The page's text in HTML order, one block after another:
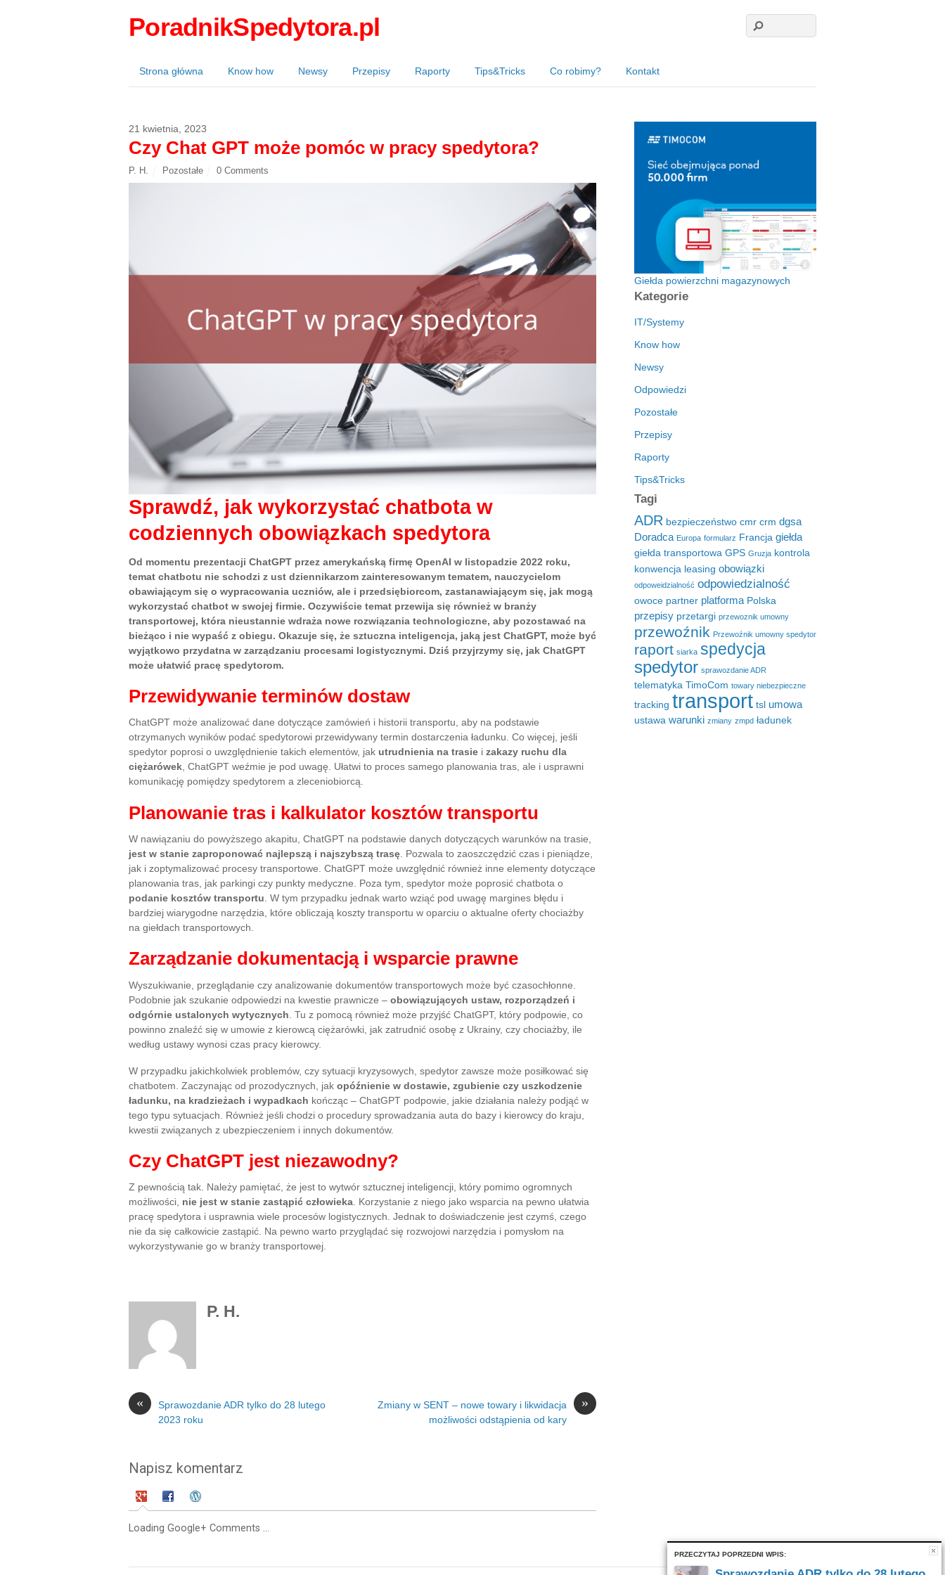
PoradnikSpedytora.pl
Strona główna Know how Newsy Przepisy Raporty Tips&Tricks Co robimy? Kontakt
21 kwietnia, 2023
Czy Chat GPT może pomóc w pracy spedytora?
P. H. Pozostałe 0 Comments
Sprawdź, jak wykorzystać chatbota w
codziennych obowiązkach spedytora
Od momentu prezentacji ChatGPT przez amerykańską firmę OpenAI w listopadzie 2022 roku,
temat chatbotu nie schodzi z ust dziennikarzom zainteresowanym tematem, nauczycielom
obawiającym się o wypracowania uczniów, ale i przedsiębiorcom, zastanawiającym się, jak mogą
wykorzystać chatbot w swojej firmie. Oczywiście temat przewija się również w branży
transportowej, która nieustannie wdraża nowe rozwiązania technologiczne, aby pozostawać na
bieżąco i nie wypaść z obiegu. Okazuje się, że sztuczna inteligencja, jaką jest ChatGPT, może być
wyjątkowo przydatna w zarządzaniu procesami logistycznymi. Dziś przyjrzymy się, jak ChatGPT
może ułatwić pracę spedytorom.
Przewidywanie terminów dostaw
ChatGPT może analizować dane dotyczące zamówień i historii transportu, aby na podstawie
otrzymanych wyników podać spedytorowi przewidywany termin dostarczenia ładunku. Co więcej, jeśli
spedytor poprosi o uwzględnienie takich elementów, jak utrudnienia na trasie i zakazy ruchu dla
ciężarówek, ChatGPT weźmie je pod uwagę. Ułatwi to proces samego planowania tras, ale i usprawni
komunikację pomiędzy spedytorem a zleceniobiorcą.
Planowanie tras i kalkulator kosztów transportu
W nawiązaniu do powyższego akapitu, ChatGPT na podstawie danych dotyczących warunków na trasie,
jest w stanie zaproponować najlepszą i najszybszą trasę . Pozwala to zaoszczędzić czas i pieniądze,
jak i zoptymalizować procesy transportowe. ChatGPT może uwzględnić również inne elementy dotyczące
planowania tras, jak parkingi czy punkty medyczne. Poza tym, spedytor może poprosić chatbota o
podanie kosztów transportu . W tym przypadku jednak warto wziąć pod uwagę margines błędu i
bardziej wiarygodne narzędzia, które obliczają koszty transportu w oparciu o aktualne oferty chociażby
na giełdach transportowych.
Zarządzanie dokumentacją i wsparcie prawne
Wyszukiwanie, przeglądanie czy analizowanie dokumentów transportowych może być czasochłonne.
Podobnie jak szukanie odpowiedzi na kwestie prawnicze – obowiązujących ustaw, rozporządzeń i
odgórnie ustalonych wytycznych . Tu z pomocą również może przyjść ChatGPT, który podpowie, co
powinno znaleźć się w umowie z kierowcą ciężarówki, jak zatrudnić osobę z Ukrainy, czy chociażby, ile
według ustawy wynosi czas pracy kierowcy.
W przypadku jakichkolwiek problemów, czy sytuacji kryzysowych, spedytor zawsze może posiłkować się
chatbotem. Zaczynając od prozodycznych, jak opóźnienie w dostawie, zgubienie czy uszkodzenie
ładunku, na kradzieżach i wypadkach kończąc – ChatGPT podpowie, jakie działania należy podjąć w
tego typu sytuacjach. Również jeśli chodzi o procedury sprowadzania auta do bazy i kierowcy do kraju,
kwestii związanych z ubezpieczeniem i innych dokumentów.
Czy ChatGPT jest niezawodny?
Z pewnością tak. Należy pamiętać, że jest to wytwór sztucznej inteligencji, który pomimo ogromnych
możliwości, nie jest w stanie zastąpić człowieka. Korzystanie z niego jako wsparcia na pewno ułatwia
pracę spedytora i usprawnia wiele procesów logistycznych. Jednak to doświadczenie jest czymś, czego
nie da się całkowicie zastąpić. Na pewno warto przyglądać się rozwojowi narzędzia i pomysłom na
wykorzystywanie go w branży transportowej.
P. H.
«
Sprawozdanie ADR tylko do 28 lutego
2023 roku
»
Zmiany w SENT – nowe towary i likwidacja
możliwości odstąpienia od kary
Napisz komentarz
Loading Google+ Comments ...
Giełda powierzchni magazynowych
Kategorie
IT/Systemy
Know how
Newsy
Odpowiedzi
Pozostałe
Przepisy
Raporty
Tips&Tricks
Tagi
ADR bezpieczeństwo cmr crm dgsa
Doradca Europa formularz Francja giełda
giełda transportowa GPS Gruzja kontrola
konwencja leasing obowiązki
odpoweidzialność odpowiedzialność
owoce partner platforma Polska
przepisy przetargi przewoznik umowny
przewoźnik Przewoźnik umowny spedytor
raport siarka spedycja
spedytor sprawozdanie ADR
telematyka TimoCom towary niebezpieczne
tracking transport tsl umowa
ustawa warunki zmiany zmpd ładunek
PRZECZYTAJ POPRZEDNI WPIS: